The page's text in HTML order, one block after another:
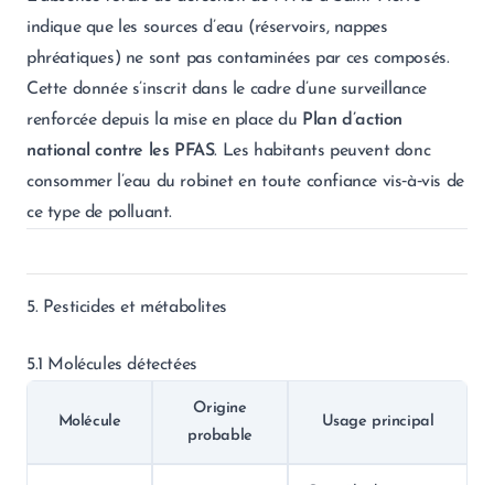
indique que les sources d’eau (réservoirs, nappes
phréatiques) ne sont pas contaminées par ces composés.
Cette donnée s’inscrit dans le cadre d’une surveillance
renforcée depuis la mise en place du Plan d’action
national contre les PFAS. Les habitants peuvent donc
consommer l’eau du robinet en toute confiance vis‑à‑vis de
ce type de polluant.
5. Pesticides et métabolites
5.1 Molécules détectées
Molécule
Origine
probable
Usage principal